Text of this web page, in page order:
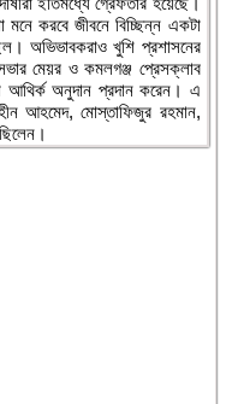
করবে জীবনে বিচ্ছিন্ন একটা
অভিভাবকরাও খুশি প্রশাসনের
মেয়র ও কমলগঞ্জ প্রেসক্লাব
অনুদান প্রদান করেন। এ
আহমেদ, মোস্তাফিজুর রহমান,